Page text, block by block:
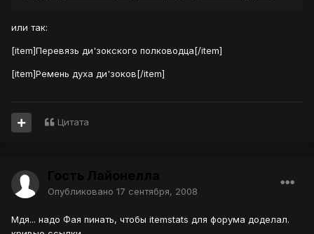
или так:
[item]Перевязь ди'зокского полководца[/item]
[item]Ремень духа ди'зоков[/item]
Цитата
Опубликовано 17 сентября, 2008
Мдя... надо Фая пинать, чтобы itemstats для форума доделал.